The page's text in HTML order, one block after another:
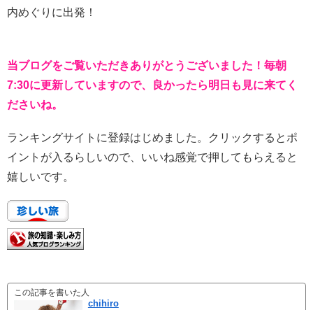
内めぐりに出発！
当ブログをご覧いただきありがとうございました！毎朝
7:30に更新していますので、良かったら明日も見に来てく
ださいね。
ランキングサイトに登録はじめました。クリックするとポ
イントが入るらしいので、いいね感覚で押してもらえると
嬉しいです。
この記事を書いた人
chihiro